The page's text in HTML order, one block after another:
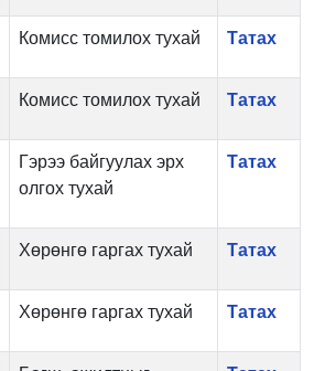
Комисс томилох тухай Татах
Комисс томилох тухай Татах
Гэрээ байгуулах эрх
олгох тухай
Татах
Хөрөнгө гаргах тухай Татах
Хөрөнгө гаргах тухай Татах